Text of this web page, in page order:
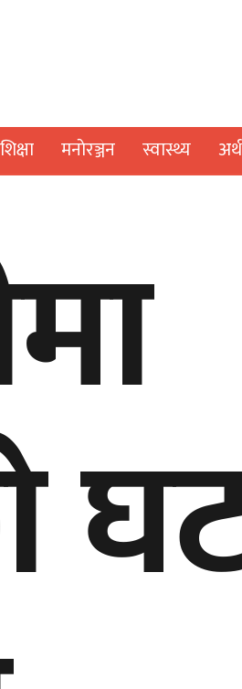
शिक्षा मनाेरञ्जन स्वास्थ्य अर्थ